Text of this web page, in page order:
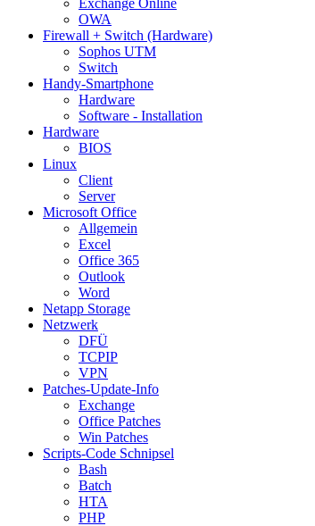
Exchange Online
OWA
Firewall + Switch (Hardware)
Sophos UTM
Switch
Handy-Smartphone
Hardware
Software - Installation
Hardware
BIOS
Linux
Client
Server
Microsoft Office
Allgemein
Excel
Office 365
Outlook
Word
Netapp Storage
Netzwerk
DFÜ
TCPIP
VPN
Patches-Update-Info
Exchange
Office Patches
Win Patches
Scripts-Code Schnipsel
Bash
Batch
HTA
PHP